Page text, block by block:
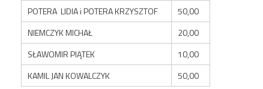
POTERA LIDIA i POTERA KRZYSZTOF
50,00
NIEMCZYK MICHAŁ
20,00
SŁAWOMIR PIĄTEK
10,00
KAMIL JAN KOWALCZYK
50,00